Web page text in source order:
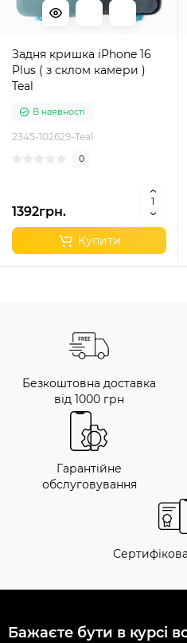
Задня кришка iPhone 16
Plus ( з склом камери )
Teal
В наявності
2345-102629-Teal
0
1392грн.
Купити
Безкоштовна доставка
від 1000 грн
Гарантійне
обслуговування
Бажаєте бути в курсі